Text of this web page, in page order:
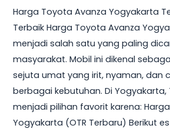
Harga Toyota Avanza Yogyakarta
Terbaik Harga Toyota Avanza
menjadi salah satu yang paling
masyarakat. Mobil ini dikenal
sejuta umat yang irit, nyaman, dan
berbagai kebutuhan. Di
menjadi pilihan favorit karena:
Yogyakarta (OTR Terbaru) Berikut